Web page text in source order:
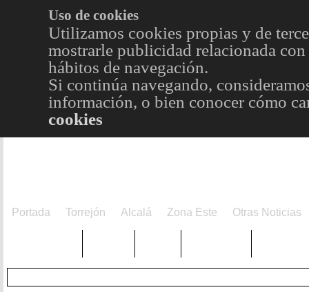
Uso de cookies
Utilizamos cookies propias y de
mostrarle publicidad relacionada
hábitos de navegación.
Si continúa navegando,
información, o bien conocer cómo
cookies
Portada Torrejón Alcalá Zona Este Otras Noticias